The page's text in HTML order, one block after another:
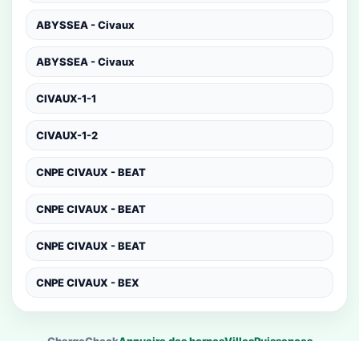
ABYSSEA - Civaux
ABYSSEA - Civaux
CIVAUX-1-1
CIVAUX-1-2
CNPE CIVAUX - BEAT
CNPE CIVAUX - BEAT
CNPE CIVAUX - BEAT
CNPE CIVAUX - BEX